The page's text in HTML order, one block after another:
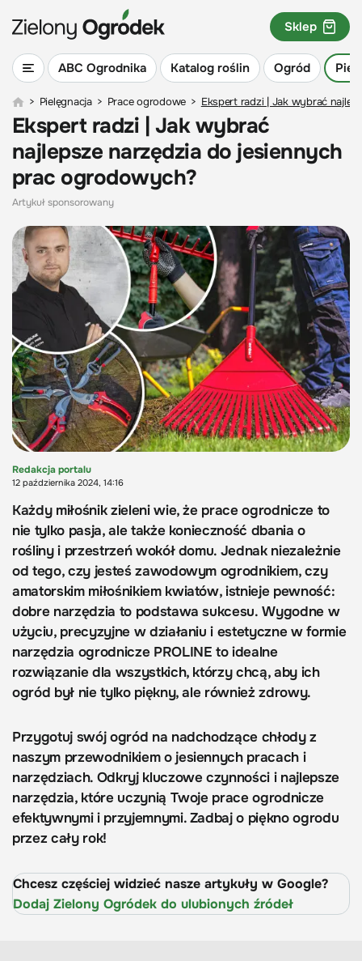
ABC Ogrodnika Katalog roślin Ogród
Sklep
> Pielęgnacja > Prace ogrodowe > Ekspert radzi | Jak wybrać
Ekspert radzi | Jak wybrać
najlepsze narzędzia do jesiennych
prac ogrodowych?
Artykuł sponsorowany
Redakcja portalu
12 października 2024, 14:16
Każdy miłośnik zieleni wie, że prace ogrodnicze to
nie tylko pasja, ale także konieczność dbania o
rośliny i przestrzeń wokół domu. Jednak niezależnie
od tego, czy jesteś zawodowym ogrodnikiem, czy
amatorskim miłośnikiem kwiatów, istnieje pewność:
dobre narzędzia to podstawa sukcesu. Wygodne w
użyciu, precyzyjne w działaniu i estetyczne w formie
narzędzia ogrodnicze PROLINE to idealne
rozwiązanie dla wszystkich, którzy chcą, aby ich
ogród był nie tylko piękny, ale również zdrowy.
Przygotuj swój ogród na nadchodzące chłody z
naszym przewodnikiem o jesiennych pracach i
narzędziach. Odkryj kluczowe czynności i najlepsze
narzędzia, które uczynią Twoje prace ogrodnicze
efektywnymi i przyjemnymi. Zadbaj o piękno ogrodu
przez cały rok!
Chcesz częściej widzieć nasze artykuły w Google?
Dodaj Zielony Ogródek do ulubionych źródeł